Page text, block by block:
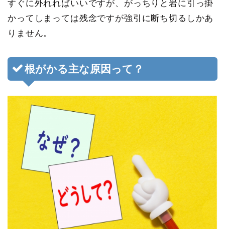
すぐに外れればいいですが、がっちりと岩に引っ掛
かってしまっては残念ですが強引に断ち切るしかあ
りません。
根がかる主な原因って？